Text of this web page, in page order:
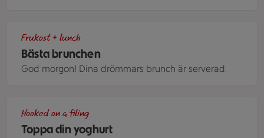
Bästa brunchen
Frukost + lunch
God morgon! Dina drömmars brunch är serverad.
Toppa din yoghurt
Hooked on a filing